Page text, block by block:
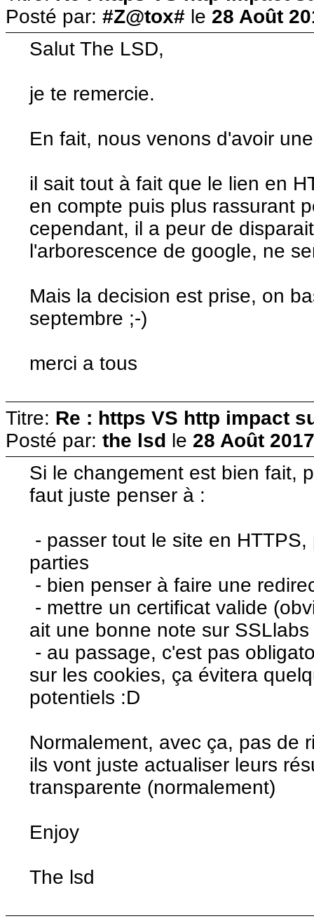
Posté par: #Z@tox# le 28 Août
Salut The LSD,
je te remercie.
En fait, nous venons d'avoir
il sait tout à fait que le lien en
en compte puis plus rassurant
cependant, il a peur de
l'arborescence de google, ne
Mais la decision est prise, on
septembre ;-)
merci a tous
Titre: Re : https VS http impact
Posté par: the lsd le 28 Août
Si le changement est bien fait,
faut juste penser à :
- passer tout le site en
parties
- bien penser à faire une
- mettre un certificat valide
ait une bonne note sur SSLlabs
- au passage, c'est pas
sur les cookies, ça évitera
potentiels :D
Normalement, avec ça, pas de
ils vont juste actualiser leurs
transparente (normalement)
Enjoy
The lsd